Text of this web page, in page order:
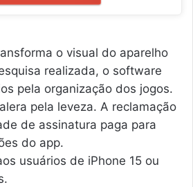
o visual do aparelho
realizada, o software
pela organização dos jogos.
pela leveza. A reclamação
de assinatura paga para
do app.
usuários de iPhone 15 ou